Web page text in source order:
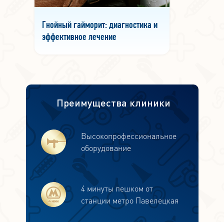
Гнойный гайморит: диагностика и
эффективное лечение
Преимущества клиники
Высокопрофессиональное
оборудование
4 минуты пешком от
станции метро Павелецкая